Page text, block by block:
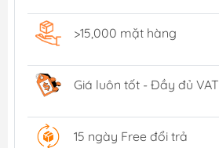
>15,000 mặt hàng
Giá luôn tốt - Đầy đủ VAT
15 ngày Free đổi trả